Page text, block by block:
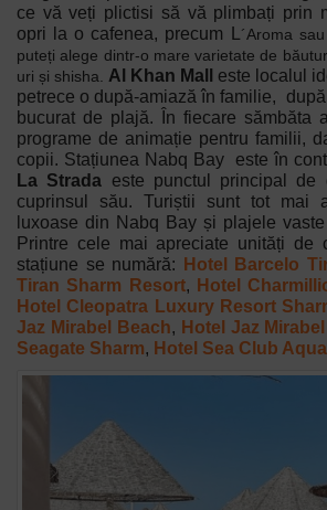
ce vă veți plictisi să vă plimbați prin
opri la o cafenea, precum L
´Aroma
puteți alege dintr-o mare varietate de
uri și shisha. Al Khan Mall
este localul
petrece o după-amiază în familie,
bucurat de plajă. În fiecare sămbăta
programe de animație pentru familii,
copii. Stațiunea Nabq Bay este în
La Strada este punctul principal de
cuprinsul său. Turiștii sunt tot mai
luxoase din Nabq Bay și plajele
Printre cele mai apreciate unități de
stațiune se numără:
Hotel Barcelo
Tiran Sharm Resort, Hotel
Hotel Cleopatra Luxury Resort
Jaz Mirabel Beach, Hotel Jaz
Seagate Sharm, Hotel Sea Club